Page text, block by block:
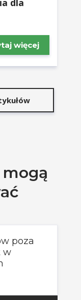
dla
więcej
poza
w